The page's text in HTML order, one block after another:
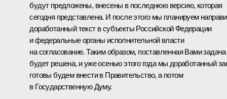
будут предложены, внесены в последнюю версию, которая
сегодня представлена. И после этого мы планируем
доработанный текст в субъекты Российской Федерации
и федеральные органы исполнительной власти
на согласование. Таким образом, поставленная Вами задача
будет решена, и уже осенью этого года мы доработанный
готовы будем внести в Правительство, а потом
в Государственную Думу.